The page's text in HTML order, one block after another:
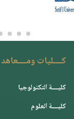
كــــليات ومــــعاهد
كليــــة التكنولوجيا
كليــــة العلوم